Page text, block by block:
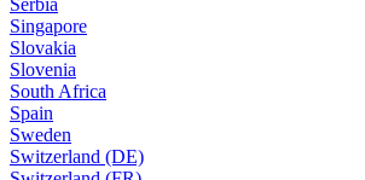
Singapore
Slovakia
Slovenia
South Africa
Spain
Sweden
Switzerland (DE)